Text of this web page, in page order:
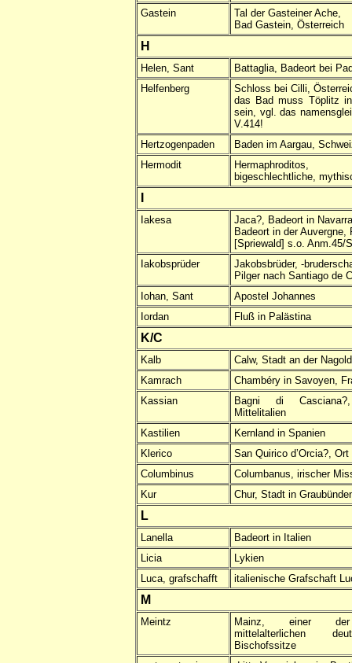
Gastein
Tal der Gasteiner Ache,
Bad Gastein, Österreich
H
Helen, Sant
Battaglia, Badeort bei
Helfenberg
Schloss bei Cilli,
das Bad muss Töplitz
sein, vgl. das
V.414!
Hertzogenpaden
Baden im Aargau,
Hermodit
Hermaphroditos,
bigeschlechtliche,
Iakesa
Jaca?, Badeort in
Badeort in der Auvergne,
[Spriewald] s.o. Anm.45/
Iakobsprüder
Jakobsbrüder, -
Pilger nach Santiago de
Iohan, Sant
Apostel Johannes
Iordan
Fluß in Palästina
K/C
Kalb
Calw, Stadt an der
Kamrach
Chambéry in Savoyen,
Kassian
Bagni di
Mittelitalien
Kastilien
Kernland in Spanien
Klerico
San Quirico d’Orcia?,
Columbinus
Columbanus, irischer
Kur
Chur, Stadt in
L
Lanella
Badeort in Italien
Licia
Lykien
Luca, grafschafft
italienische Grafschaft
M
Meintz
Mainz, einer der
mittelalterlichen
Bischofssitze